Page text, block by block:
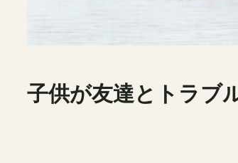
子供が友達とトラブ